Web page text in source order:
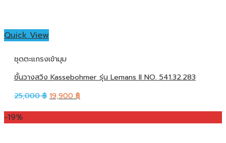
Quick View
ชุดตะแกรงเข้ามุม
ชั้นวางสวิง Kassebohmer รุ่น Lemans II NO. 541.32.283
25,000฿ 19,900 ฿
-19%